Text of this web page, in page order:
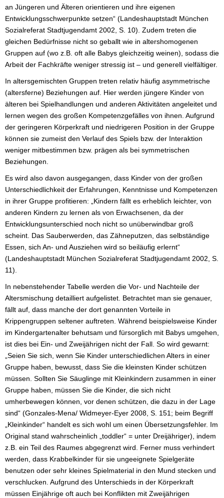
an Jüngeren und Älteren orientieren und ihre eigenen
Entwicklungsschwerpunkte setzen“ (Landeshauptstadt München
Sozialreferat Stadtjugendamt 2002, S. 10). Zudem treten die
gleichen Bedürfnisse nicht so geballt wie in altershomogenen
Gruppen auf (wo z.B. oft alle Babys gleichzeitig weinen), sodass die
Arbeit der Fachkräfte weniger stressig ist – und generell vielfältiger.
In altersgemischten Gruppen treten relativ häufig asymmetrische
(altersferne) Beziehungen auf. Hier werden jüngere Kinder von
älteren bei Spielhandlungen und anderen Aktivitäten angeleitet und
lernen wegen des großen Kompetenzgefälles von ihnen. Aufgrund
der geringeren Körperkraft und niedrigeren Position in der Gruppe
können sie zumeist den Verlauf des Spiels bzw. der Interaktion
weniger mitbestimmen bzw. prägen als bei symmetrischen
Beziehungen.
Es wird also davon ausgegangen, dass Kinder von der großen
Unterschiedlichkeit der Erfahrungen, Kenntnisse und Kompetenzen
in ihrer Gruppe profitieren: „Kindern fällt es erheblich leichter, von
anderen Kindern zu lernen als von Erwachsenen, da der
Entwicklungsunterschied noch nicht so unüberwindbar groß
scheint. Das Sauberwerden, das Zähneputzen, das selbständige
Essen, sich An- und Ausziehen wird so beiläufig erlernt“
(Landeshauptstadt München Sozialreferat Stadtjugendamt 2002, S.
11).
In nebenstehender Tabelle werden die Vor- und Nachteile der
Altersmischung detailliert aufgelistet. Betrachtet man sie genauer,
fällt auf, dass manche der dort genannten Vorteile in
Krippengruppen seltener auftreten. Während beispielsweise Kinder
im Kindergartenalter behutsam und fürsorglich mit Babys umgehen,
ist dies bei Ein- und Zweijährigen nicht der Fall. So wird gewarnt:
„Seien Sie sich, wenn Sie Kinder unterschiedlichen Alters in einer
Gruppe haben, bewusst, dass Sie die kleinsten Kinder schützen
müssen. Sollten Sie Säuglinge mit Kleinkindern zusammen in einer
Gruppe haben, müssen Sie die Kinder, die sich nicht
umherbewegen können, vor denen schützen, die dazu in der Lage
sind“ (Gonzales-Mena/ Widmeyer-Eyer 2008, S. 151; beim Begriff
„Kleinkinder“ handelt es sich wohl um einen Übersetzungsfehler. Im
Original stand wahrscheinlich „toddler“ = unter Dreijähriger), indem
z.B. ein Teil des Raumes abgegrenzt wird. Ferner muss verhindert
werden, dass Krabbelkinder für sie ungeeignete Spielgeräte
benutzen oder sehr kleines Spielmaterial in den Mund stecken und
verschlucken. Aufgrund des Unterschieds in der Körperkraft
müssen Einjährige oft auch bei Konflikten mit Zweijährigen